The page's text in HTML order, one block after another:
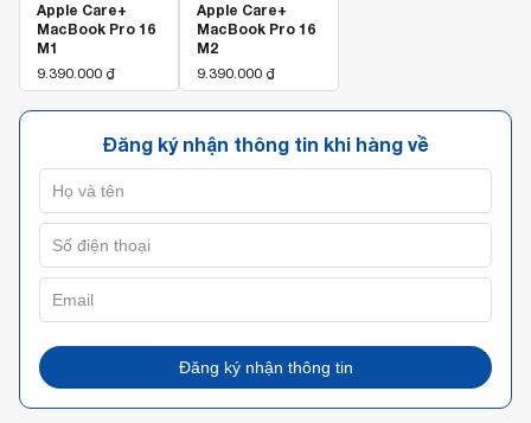
Apple Care+
MacBook Pro 16
M1
9.390.000 ₫
Apple Care+
MacBook Pro 16
M2
9.390.000 ₫
Đăng ký nhận thông tin khi hàng về
Đăng ký nhận thông tin